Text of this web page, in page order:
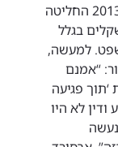
כנראה הצלחנו להרגיז מישהו, כי בשנת 2013 החליטה
סך 15 מיליון שקלים בגלל
למעשה,
“אמנם
פגיעה
לא היו